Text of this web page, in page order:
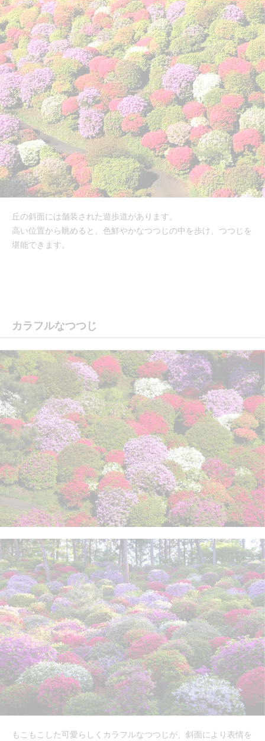
丘の斜面には舗装された遊歩道があります。
高い位置から眺めると、色鮮やかなつつじの中を歩け、つつじを
堪能できます。
カラフルなつつじ
もこもこした可愛らしくカラフルなつつじが、斜面により表情を